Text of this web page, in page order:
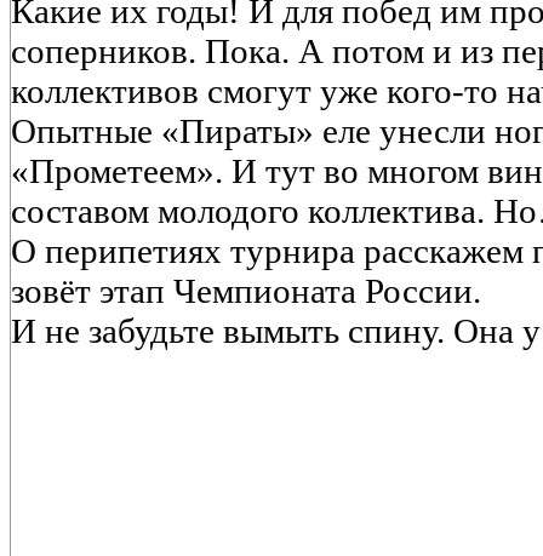
Какие их годы! И для побед им
соперников. Пока. А потом и из
коллективов смогут уже кого-то
Опытные «Пираты» еле унесли
«Прометеем». И тут во многом
составом молодого коллектива.
О перипетиях турнира расскажем
зовёт этап Чемпионата России.
И не забудьте вымыть спину. Она у